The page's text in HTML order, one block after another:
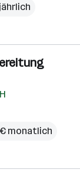
monatlich